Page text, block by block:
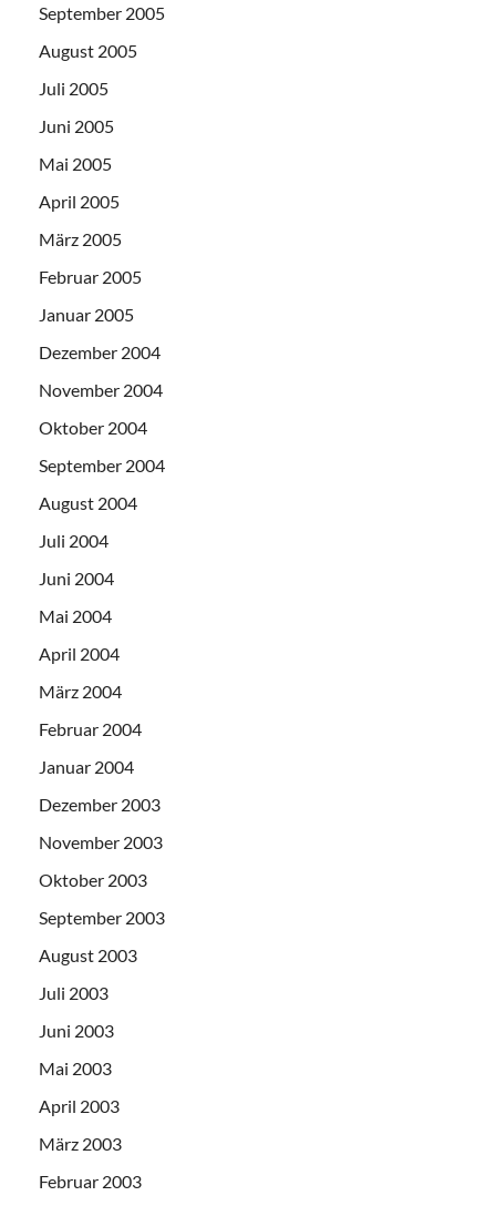
September 2005
August 2005
Juli 2005
Juni 2005
Mai 2005
April 2005
März 2005
Februar 2005
Januar 2005
Dezember 2004
November 2004
Oktober 2004
September 2004
August 2004
Juli 2004
Juni 2004
Mai 2004
April 2004
März 2004
Februar 2004
Januar 2004
Dezember 2003
November 2003
Oktober 2003
September 2003
August 2003
Juli 2003
Juni 2003
Mai 2003
April 2003
März 2003
Februar 2003